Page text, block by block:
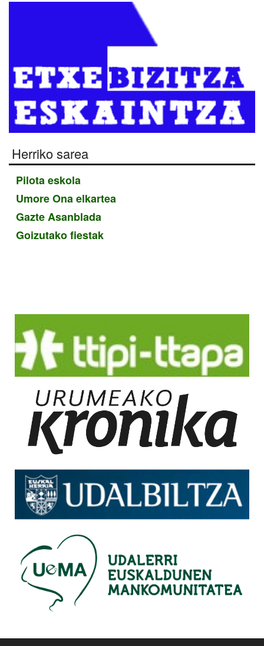
Herriko sarea
Pilota eskola
Umore Ona elkartea
Gazte Asanblada
Goizutako fiestak